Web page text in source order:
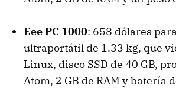
Eee PC 1000: 658 dólares
ultraportátil de 1.33 kg, que
Linux, disco SSD de 40 GB,
Atom, 2 GB de RAM y batería